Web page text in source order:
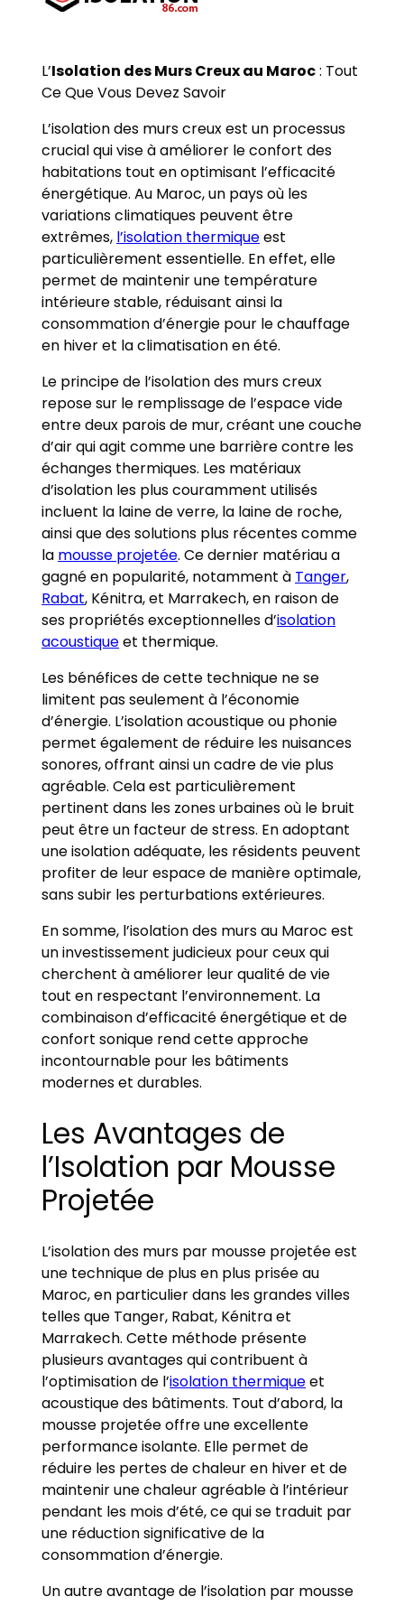
L’Isolation des Murs Creux au Maroc: Tout
Ce Que Vous Devez Savoir
L’isolation des murs creux est un processus
crucial qui vise à améliorer le confort des
habitations tout en optimisant l’efficacité
énergétique. Au Maroc, un pays où les
variations climatiques peuvent être
extrêmes, l’isolation thermiqueest
particulièrement essentielle. En effet, elle
permet de maintenir une température
intérieure stable, réduisant ainsi la
consommation d’énergie pour le chauffage
en hiver et la climatisation en été.
Le principe de l’isolation des murs creux
repose sur le remplissage de l’espace vide
entre deux parois de mur, créant une couche
d’air qui agit comme une barrière contre les
échanges thermiques. Les matériaux
d’isolation les plus couramment utilisés
incluent la laine de verre, la laine de roche,
ainsi que des solutions plus récentes comme
la mousse projetée. Ce dernier matériau a
gagné en popularité, notamment à Tanger,
Rabat, Kénitra, et Marrakech, en raison de
ses propriétés exceptionnelles d’isolation
acoustiqueet thermique.
Les bénéfices de cette technique ne se
limitent pas seulement à l’économie
d’énergie. L’isolation acoustique ou phonie
permet également de réduire les nuisances
sonores, offrant ainsi un cadre de vie plus
agréable. Cela est particulièrement
pertinent dans les zones urbaines où le bruit
peut être un facteur de stress. En adoptant
une isolation adéquate, les résidents peuvent
profiter de leur espace de manière optimale,
sans subir les perturbations extérieures.
En somme, l’isolation des murs au Maroc est
un investissement judicieux pour ceux qui
cherchent à améliorer leur qualité de vie
tout en respectant l’environnement. La
combinaison d’efficacité énergétique et de
confort sonique rend cette approche
incontournable pour les bâtiments
modernes et durables.
Les Avantages de
l’Isolation par Mousse
Projetée
L’isolation des murs par mousse projetée est
une technique de plus en plus prisée au
Maroc, en particulier dans les grandes villes
telles que Tanger, Rabat, Kénitra et
Marrakech. Cette méthode présente
plusieurs avantages qui contribuent à
l’optimisation de l’isolation thermiqueet
acoustique des bâtiments. Tout d’abord, la
mousse projetée offre une excellente
performance isolante. Elle permet de
réduire les pertes de chaleur en hiver et de
maintenir une chaleur agréable à l’intérieur
pendant les mois d’été, ce qui se traduit par
une réduction significative de la
consommation d’énergie.
Un autre avantage de l’isolation par mousse